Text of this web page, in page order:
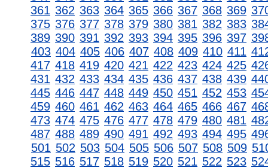
361 362 363 364 365 366 367 368 369
375 376 377 378 379 380 381 382 383
389 390 391 392 393 394 395 396 397
403 404 405 406 407 408 409 410 411
417 418 419 420 421 422 423 424 425
431 432 433 434 435 436 437 438 439
445 446 447 448 449 450 451 452 453
459 460 461 462 463 464 465 466 467
473 474 475 476 477 478 479 480 481
487 488 489 490 491 492 493 494 495
501 502 503 504 505 506 507 508 509
515 516 517 518 519 520 521 522 523